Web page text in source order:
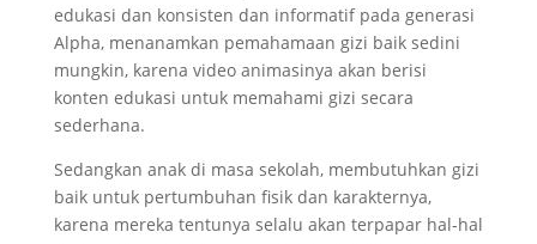
edukasi dan konsisten dan informatif pada generasi
Alpha, menanamkan pemahamaan gizi baik sedini
mungkin, karena video animasinya akan berisi
konten edukasi untuk memahami gizi secara
sederhana.
Sedangkan anak di masa sekolah, membutuhkan gizi
baik untuk pertumbuhan fisik dan karakternya,
karena mereka tentunya selalu akan terpapar hal-hal